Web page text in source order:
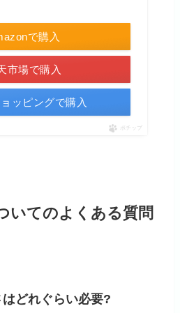
で購入
市場で購入
ッピングで購入
ポチップ
いてのよくある質問
どれぐらい必要?